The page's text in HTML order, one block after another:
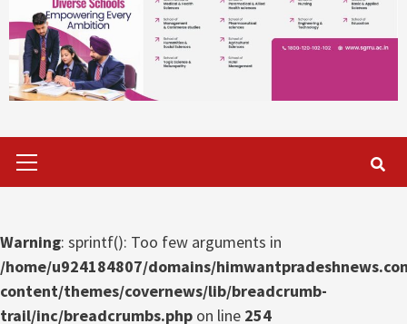
Menu
Warning: sprintf(): Too few arguments in
/home/u924184807/domains/
content/themes/covernews/lib/breadcrumb-
trail/inc/breadcrumbs.php on line 254